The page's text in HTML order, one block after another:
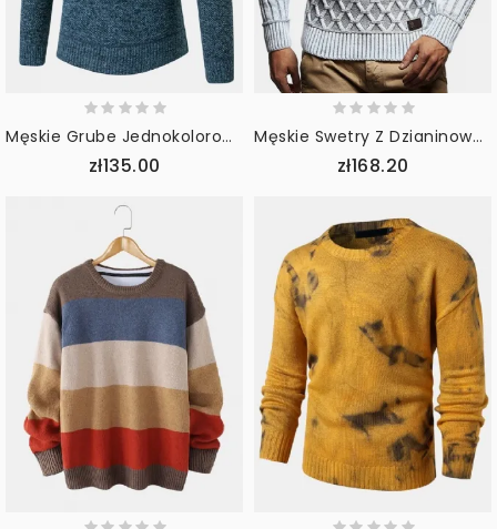
Męskie Grube Jednokolorowe Swetry Z Długim Rękawem I Zamkiem Błyskawicznym
zł135.00
Męskie Swetry Z Dzianinową Grafiką Z Wysokim Dekoltem I Ciepłym Pulowerem
zł168.20